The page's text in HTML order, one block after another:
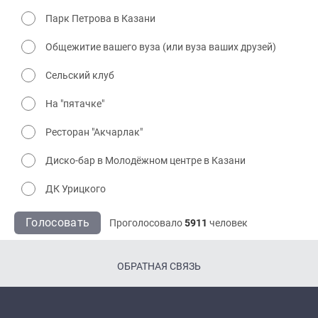
Парк Петрова в Казани
Общежитие вашего вуза (или вуза ваших друзей)
Сельский клуб
На "пятачке"
Ресторан "Акчарлак"
Диско-бар в Молодёжном центре в Казани
ДК Урицкого
Голосовать Проголосовало5911 человек
ОБРАТНАЯ СВЯЗЬ